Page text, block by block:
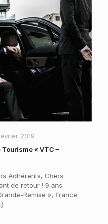
2019
« VTC –
Adhérents, Chers
de retour ! 9 ans
Remise », France